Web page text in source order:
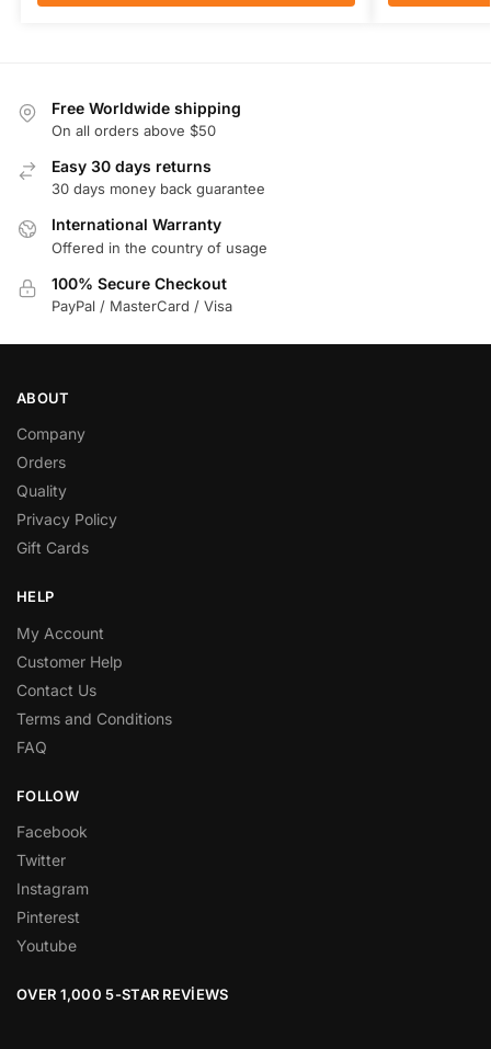
Free Worldwide shipping
On all orders above $50
Easy 30 days returns
30 days money back guarantee
International Warranty
Offered in the country of usage
100% Secure Checkout
PayPal / MasterCard / Visa
ABOUT
Company
Orders
Quality
Privacy Policy
Gift Cards
HELP
My Account
Customer Help
Contact Us
Terms and Conditions
FAQ
FOLLOW
Facebook
Twitter
Instagram
Pinterest
Youtube
OVER 1,000 5-STAR REVIEWS